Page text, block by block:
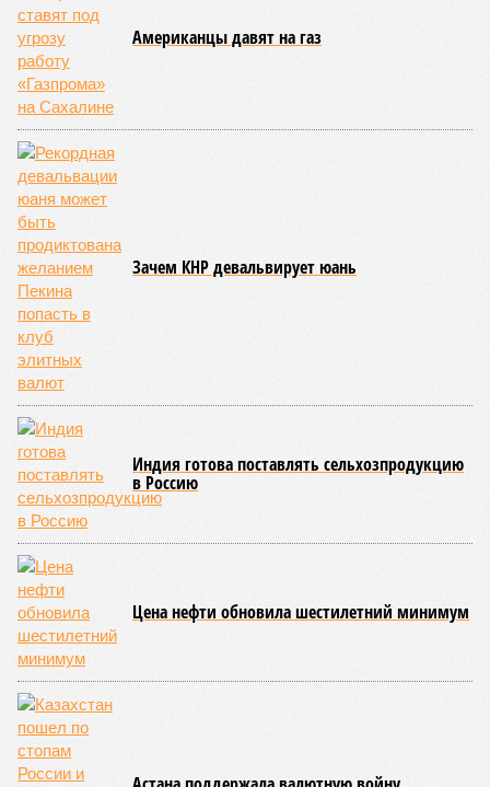
Американцы давят на газ
Зачем КНР девальвирует юань
Индия готова поставлять сельхозпродукцию
в Россию
Цена нефти обновила шестилетний минимум